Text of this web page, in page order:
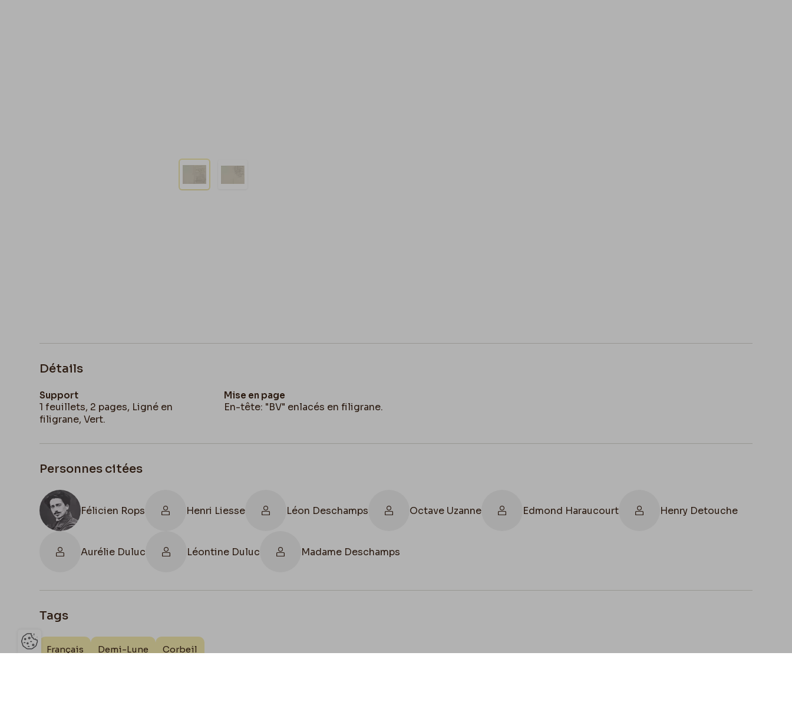
Détails
Support
1 feuillets, 2 pages, Ligné en
filigrane, Vert.
Mise en page
En-tête: "BV" enlacés en filigrane.
Personnes citées
Félicien Rops Henri Liesse Léon Deschamps Octave Uzanne Edmond Haraucourt Henry Detouche
Aurélie Duluc Léontine Duluc Madame Deschamps
Tags
Français Demi-Lune Corbeil
Ouvrir la barre de gestion des cookies